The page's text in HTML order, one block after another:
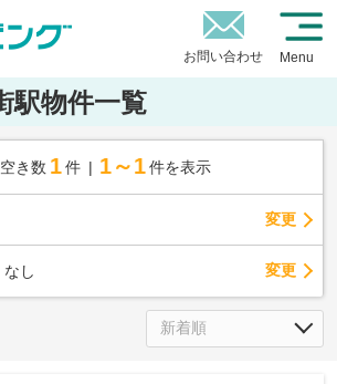
お問い合わせ Menu
駅物件一覧
空き数 1 件 1～1 件を表示
変更
なし 変更